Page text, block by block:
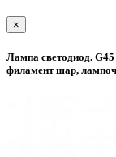
×
Лампа светодиод.
филамент шар,